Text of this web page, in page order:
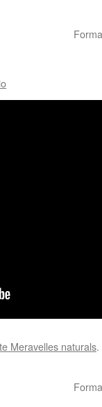
Meravelles naturals